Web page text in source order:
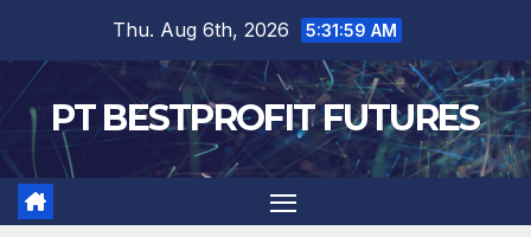
content
Thu. Aug 6th, 2026 5:32:00 AM
PT BESTPROFIT FUTURES